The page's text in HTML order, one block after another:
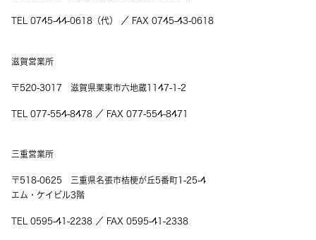
TEL 0745-44-0618（代） ／ FAX 0745-43-0618
滋賀営業所
〒520-3017 滋賀県栗東市六地蔵1147-1-2
TEL 077-554-8478 ／ FAX 077-554-8471
三重営業所
〒518-0625 三重県名張市桔梗が丘5番町1-25-4
エム・ケイビル3階
TEL 0595-41-2238 ／ FAX 0595-41-2338